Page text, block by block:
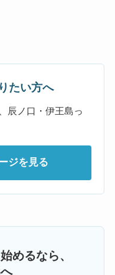
たい方へ
辰ノ口・伊王島っ
ジを見る
めるなら、